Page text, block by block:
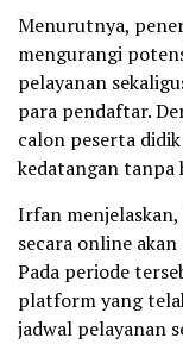
Menurutnya,
mengurangi
pelayanan
para pendaftar.
calon peserta
kedatangan tanpa
Irfan
secara online
Pada periode
platform yang
jadwal pelayanan